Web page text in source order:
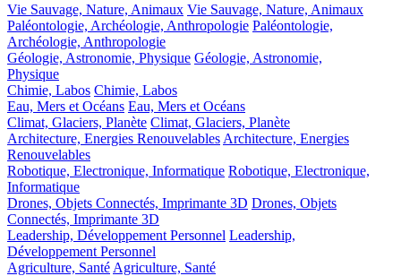
Vie Sauvage, Nature, Animaux Vie Sauvage, Nature, Animaux
Paléontologie, Archéologie, Anthropologie Paléontologie,
Archéologie, Anthropologie
Géologie, Astronomie, Physique Géologie, Astronomie,
Physique
Chimie, Labos Chimie, Labos
Eau, Mers et Océans Eau, Mers et Océans
Climat, Glaciers, Planète Climat, Glaciers, Planète
Architecture, Energies Renouvelables Architecture, Energies
Renouvelables
Robotique, Electronique, Informatique Robotique, Electronique,
Informatique
Drones, Objets Connectés, Imprimante 3D Drones, Objets
Connectés, Imprimante 3D
Leadership, Développement Personnel Leadership,
Développement Personnel
Agriculture, Santé Agriculture, Santé